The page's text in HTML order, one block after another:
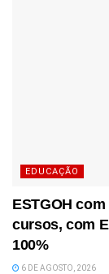
EDUCAÇÃO
ESTGOH
cursos, com
100%
6 DE AGOSTO, 2026